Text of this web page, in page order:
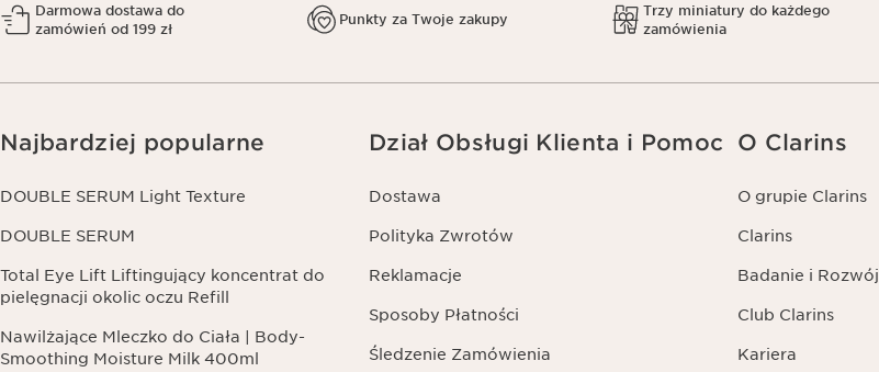
Darmowa dostawa do
zamówień od 199 zł
Punkty za Twoje zakupy
Trzy miniatury do każdego
zamówienia
Najbardziej popularne
DOUBLE SERUM Light Texture
DOUBLE SERUM
Total Eye Lift Liftingujący koncentrat do
pielęgnacji okolic oczu Refill
Nawilżające Mleczko do Ciała | Body-
Smoothing Moisture Milk 400ml
Dział Obsługi Klienta i Pomoc
Dostawa
Polityka Zwrotów
Reklamacje
Sposoby Płatności
Śledzenie Zamówienia
O Clarins
O grupie Clarins
Clarins
Badanie i Rozwój
Club Clarins
Kariera